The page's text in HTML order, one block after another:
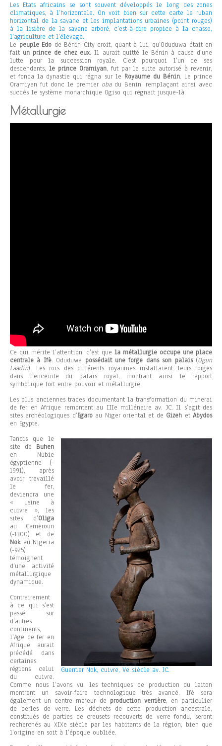
Les Etats africains se sont souvent développés le long des zones
climatiques, à l’horizontale. On voit bien sur cette carte le ruban
horizontal de la savane et les implantations urbaines (point rouges)
à la lisière de la savane arboré, c’est-à-dire propice à la chasse,
l’agriculture et l’élevage.
Le peuple Edo de Bénin City croit, quant à lui, qu’Oduduwa était en
fait un prince de chez eux. Il aurait quitté le Bénin à cause d’une
lutte pour la succession royale. C’est pourquoi l’un de ses
descendants, le prince Oramiyan, fut par la suite autorisé à revenir,
et fonda la dynastie qui régna sur le Royaume du Bénin. Le prince
Oramiyan fut donc le premier obadu Benin, remplaçant ainsi avec
succès le système monarchique Ogiso qui régnait jusque-là.
Métallurgie
Ce qui mérite l’attention, c’est que la métallurgie occupe une place
centrale à Ifè. Oduduwa possédait une forge dans son palais(Ogun
Laadin). Les rois des différents royaumes installaient leurs forges
dans l’enceinte du palais royal, montrant ainsi le rapport
symbolique fort entre pouvoir et métallurgie.
Les plus anciennes traces documentant la transformation du minerai
de fer en Afrique remontent au IIIe millénaire av. JC. Il s’agit des
sites archéologiques d’Egaroau Niger oriental et de Gizeh etAbydos
en Egypte.
Guerrier Nok, cuivre, Ve siècle av. JC.
Tandis que le
site de Buhen
en Nubie
égyptienne (-
1991), après
avoir travaillé
le fer,
deviendra une
« usine à
cuivre », les
sites d’Oliga
au Cameroun
(-1300) et de
Nokau Nigeria
(-925)
témoignent
d’une activité
métallurgique
dynamique.
Contrairement
à ce qui s’est
passé sur
d’autres
continents,
l’Age de fer en
Afrique aurait
précédé dans
certaines
régions celui
du cuivre.
Comme nous l’avons vu, les techniques de production du laiton
montrent un savoir-faire technologique très avancé. Ifè sera
également un centre majeur de production verrière, en particulier
de perles de verre. Les déchets de cette production ancestrale,
constitués de parties de creusets recouverts de verre fondu, seront
recherchés au XIXe siècle par les habitants de la région, bien que
l’origine en soit à l’époque oubliée.